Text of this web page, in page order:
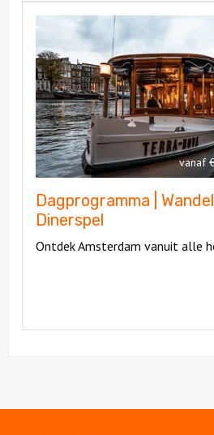
vanaf
Dagprogramma |
Dinerspel
Ontdek Amsterdam vanuit alle
Bekijk
Dagprogramma
Wandelen,
Varen
Dinerspel